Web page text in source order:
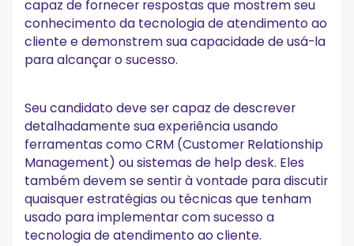
capaz de fornecer respostas que mostrem seu
conhecimento da tecnologia de atendimento ao
cliente e demonstrem sua capacidade de usá-la
para alcançar o sucesso.
Seu candidato deve ser capaz de descrever
detalhadamente sua experiência usando
ferramentas como CRM (Customer Relationship
Management) ou sistemas de help desk. Eles
também devem se sentir à vontade para discutir
quaisquer estratégias ou técnicas que tenham
usado para implementar com sucesso a
tecnologia de atendimento ao cliente.